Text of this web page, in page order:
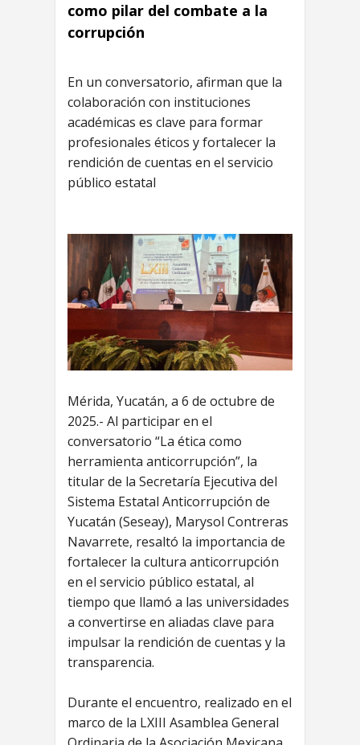
como pilar del combate a la
corrupción
En un conversatorio, afirman que la
colaboración con instituciones
académicas es clave para formar
profesionales éticos y fortalecer la
rendición de cuentas en el servicio
público estatal
Mérida, Yucatán, a 6 de octubre de
2025.- Al participar en el
conversatorio “La ética como
herramienta anticorrupción”, la
titular de la Secretaría Ejecutiva del
Sistema Estatal Anticorrupción de
Yucatán (Seseay), Marysol Contreras
Navarrete, resaltó la importancia de
fortalecer la cultura anticorrupción
en el servicio público estatal, al
tiempo que llamó a las universidades
a convertirse en aliadas clave para
impulsar la rendición de cuentas y la
transparencia.
Durante el encuentro, realizado en el
marco de la LXIII Asamblea General